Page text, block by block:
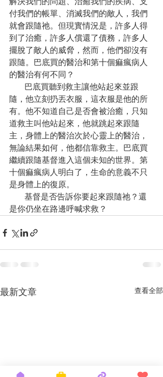
付我們的帳單、消滅我們的敵人，我們
就會跟隨祂。但現實情況是，許多人得
到了治癒，許多人償還了債務，許多人
擺脫了敵人的威脅，然而，他們卻沒有
跟隨。巴底買的醫治和第十個痲瘋病人
的醫治有何不同？
隨，他立刻扔丟衣服，這衣服是他的所
有。他不知道自己是否會被治癒，只知
道救主叫他站起來，他就跳起來跟隨
主，身體上的醫治次於心靈上的醫治，
無論結果如何，他都信靠救主。巴底買
繼續跟隨基督進入這個未知的世界。第
十個痲瘋病人明白了，生命的意義不只
是身體上的復原。
是你仍坐在路邊呼喊求救？
最新文章 查看全部